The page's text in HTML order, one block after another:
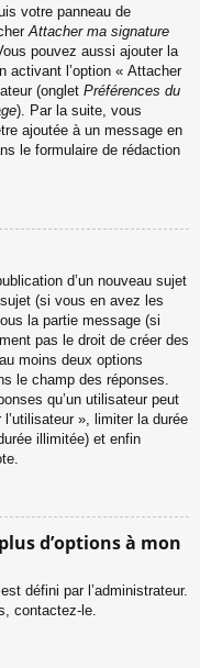
votre panneau de
Attacher ma signature
pouvez aussi ajouter la
activant l’option « Attacher
(onglet Préférences du
). Par la suite, vous
ajoutée à un message en
le formulaire de rédaction
d’un nouveau sujet
(si vous en avez les
la partie message (si
pas le droit de créer des
moins deux options
le champ des réponses.
qu’un utilisateur peut
», limiter la durée
illimitée) et enfin
d’options à mon
défini par l’administrateur.
contactez-le.